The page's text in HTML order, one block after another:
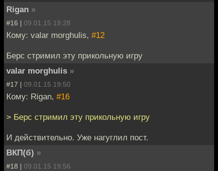
Rigan »
#16 | 09.01.15 19:28
Кому: valar morghulis, #12
Берс стримил эту прикольную игру
valar morghulis »
#17 | 09.01.15 19:50
Кому: Rigan, #16
> Берс стримил эту прикольную игру
И действительно. Уже нагуглил пост.
ВКП(б) »
#18 | 09.01.15 19:56